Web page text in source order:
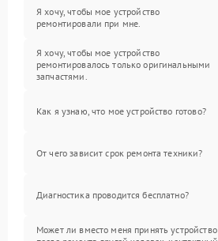
Я хочу, чтобы мое устройство
ремонтировали при мне.
Я хочу, чтобы мое устройство
ремонтировалось только оригинальными
запчастями.
Как я узнаю, что мое устройство готово?
От чего зависит срок ремонта техники?
Диагностика проводится бесплатно?
Может ли вместо меня принять устройство